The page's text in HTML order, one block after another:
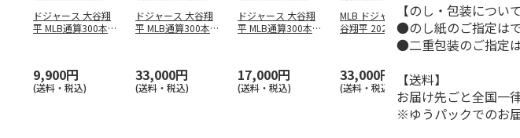
ドジャース 大谷翔
平 MLB通算300本塁
9,900円
(送料・税込)
ドジャース 大谷翔
平 MLB通算300本塁
33,000円
(送料・税込)
ドジャース 大谷翔
平 MLB通算300本塁
17,000円
(送料・税込)
MLB ドジャース 大
谷翔平 2026 NL 3・
33,000円
(送料・税込)
ドジャース 大谷翔
平 日本人最多53
合連続出塁記念 ダ
ブ…
【のし・包装について
●のし紙のご指定はで
●二重包装のご指定
【送料】
お届け先ごと全国一
※ゆうパックでのお